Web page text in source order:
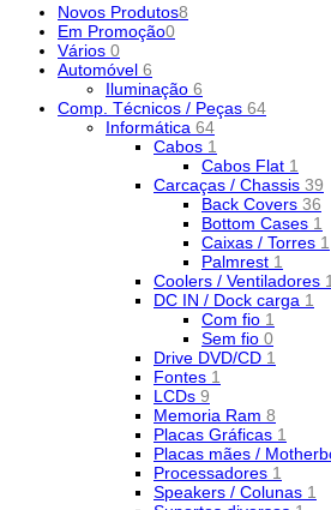
Novos Produtos8
Em Promoção0
Vários 0
Automóvel 6
Iluminação 6
Comp. Técnicos / Peças 64
Informática 64
Cabos 1
Cabos Flat 1
Carcaças / Chassis 39
Back Covers 36
Bottom Cases 1
Caixas / Torres 1
Palmrest 1
Coolers / Ventiladores 1
DC IN / Dock carga 1
Com fio 1
Sem fio 0
Drive DVD/CD 1
Fontes 1
LCDs 9
Memoria Ram 8
Placas Gráficas 1
Placas mães /
Processadores 1
Speakers / Colunas 1